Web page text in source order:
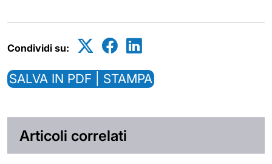
Condividi su:
SALVA IN PDF | STAMPA
Articoli correlati